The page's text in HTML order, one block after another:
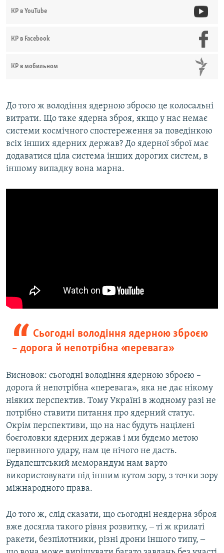
КР в YouTube
КР в Facebook
КР в мобильном
До того ж володіння ядерною зброєю це колосальні
витрати. Що таке ядерна зброя, якщо у нас немає
системи космічного спостереження за поведінкою
всіх інших ядерних держав? До ядерної зброї має
додаватися ціла система інших дорогих систем, в
іншому випадку вона марна.
Сьогодні володіння ядерною зброєю
– дорога й непотрібна «перевага»
Висновок: сьогодні володіння ядерною зброєю –
дорога й непотрібна «перевага», яка не дає нікому
ніяких перспектив. Тому Україні в жодному разі не
потрібно ставити питання про ядерний статус.
Окрім перспективи, що на нас будуть націлені
боєголовки ядерних держав і ми будемо метою
первинного удару, нам це нічого не дасть.
Будапештський меморандум нам варто
використовувати під іншим кутом зору, з точки зору
міжнародного права.
До того ж, слід сказати, що сьогодні неядерна зброя
вже досягла такого рівня розвитку, ‒ ті ж крилаті
ракети, безпілотники, різні дрони іншого типу, ‒